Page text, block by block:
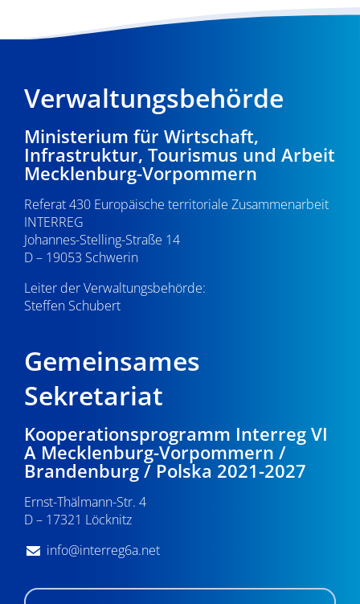
Verwaltungsbehörde
Ministerium für Wirtschaft,
Infrastruktur, Tourismus und Arbeit
Mecklenburg-Vorpommern
Referat 430 Europäische territoriale Zusammenarbeit
INTERREG
Johannes-Stelling-Straße 14
D – 19053 Schwerin
Leiter der Verwaltungsbehörde:
Steffen Schubert
Gemeinsames
Sekretariat
Kooperationsprogramm Interreg VI
A Mecklenburg-Vorpommern /
Brandenburg / Polska 2021-2027
Ernst-Thälmann-Str. 4
D – 17321 Löcknitz
info@interreg6a.net